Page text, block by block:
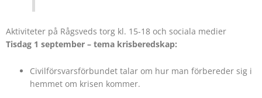
Aktiviteter på Rågsveds torg kl. 15-18 och sociala medier
Tisdag 1 september – tema krisberedskap:
Civilförsvarsförbundet talar om hur man förbereder sig i
hemmet om krisen kommer.